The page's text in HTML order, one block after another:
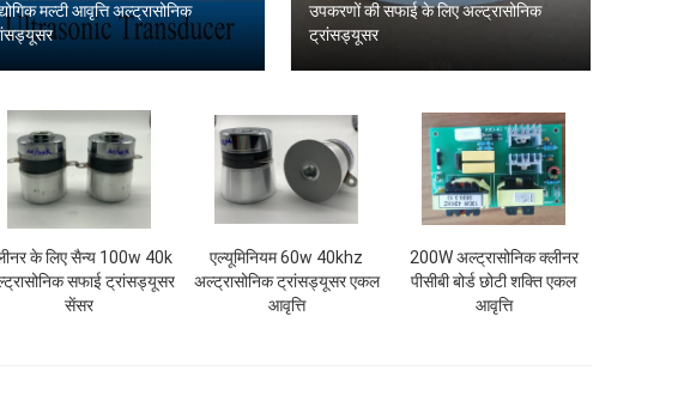
मल्टी आवृत्ति अल्ट्रासोनिक
उपकरणों की सफाई के लिए अल्ट्रासोनिक
ट्रांसड्यूसर
के लिए सैन्य 100w 40k
सफाई ट्रांसड्यूसर
सेंसर
एल्यूमिनियम 60w 40khz
अल्ट्रासोनिक ट्रांसड्यूसर एकल
आवृत्ति
200W अल्ट्रासोनिक क्लीनर
पीसीबी बोर्ड छोटी शक्ति एकल
आवृत्ति